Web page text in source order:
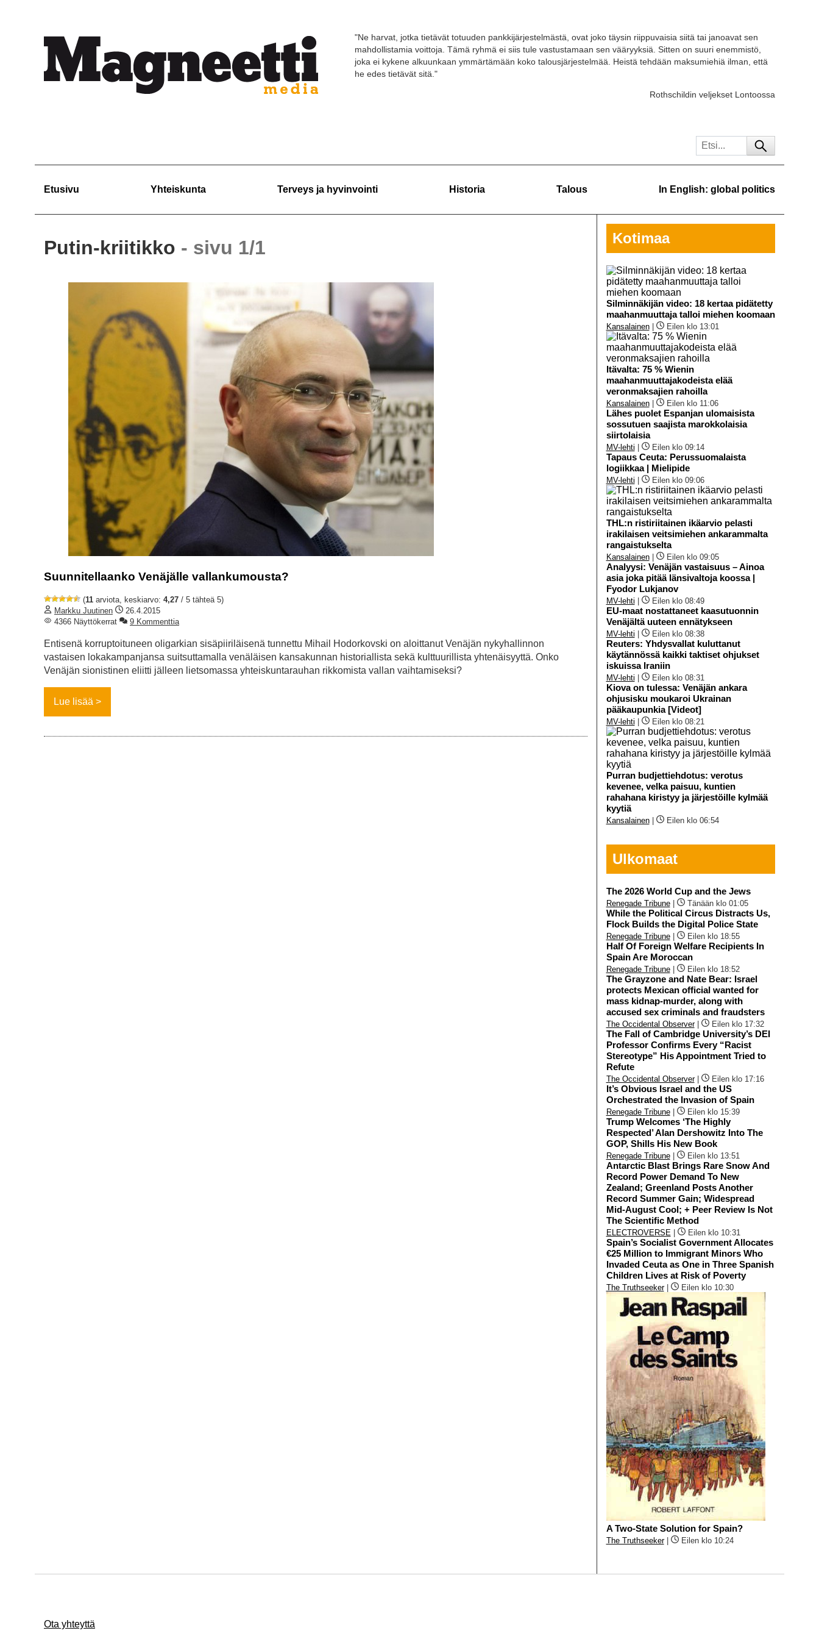
"Ne harvat, jotka tietävät totuuden pankkijärjestelmästä, ovat joko täysin riippuvaisia siitä tai janoavat sen
mahdollistamia voittoja. Tämä ryhmä ei siis tule vastustamaan sen vääryyksiä. Sitten on suuri enemmistö,
joka ei kykene alkuunkaan ymmärtämään koko talousjärjestelmää. Heistä tehdään maksumiehiä ilman, että
he edes tietävät sitä."
Rothschildin veljekset Lontoossa
Etusivu Yhteiskunta Terveys ja hyvinvointi Historia Talous In English: global politics
Putin-kriitikko - sivu 1/1
Suunnitellaanko Venäjälle vallankumousta?
(11 arviota, keskiarvo: 4,27 / 5 tähteä 5)
Markku Juutinen
26.4.2015
4366 Näyttökerrat
9 Kommenttia
Entisenä korruptoituneen oligarkian sisäpiiriläisenä tunnettu Mihail Hodorkovski on aloittanut Venäjän nykyhallinnon
vastaisen lokakampanjansa suitsuttamalla venäläisen kansakunnan historiallista sekä kulttuurillista yhtenäisyyttä. Onko
Venäjän sionistinen eliitti jälleen lietsomassa yhteiskuntarauhan rikkomista vallan vaihtamiseksi?
Lue lisää
Kotimaa
Silminnäkijän video: 18 kertaa pidätetty
maahanmuuttaja talloi miehen koomaan
Kansalainen| Eilen klo 13:01
Itävalta: 75 % Wienin
maahanmuuttajakodeista elää
veronmaksajien rahoilla
Kansalainen| Eilen klo 11:06
Lähes puolet Espanjan ulomaisista
sossutuen saajista marokkolaisia
siirtolaisia
MV-lehti Eilen klo 09:14
Tapaus Ceuta: Perussuomalaista
logiikkaa | Mielipide
MV-lehti Eilen klo 09:06
THL:n ristiriitainen ikäarvio pelasti
irakilaisen veitsimiehen ankarammalta
rangaistukselta
Kansalainen| Eilen klo 09:05
Analyysi: Venäjän vastaisuus – Ainoa
asia joka pitää länsivaltoja koossa |
Fyodor Lukjanov
MV-lehti Eilen klo 08:49
EU-maat nostattaneet kaasutuonnin
Venäjältä uuteen ennätykseen
MV-lehti Eilen klo 08:38
Reuters: Yhdysvallat kuluttanut
käytännössä kaikki taktiset ohjukset
iskuissa Iraniin
MV-lehti Eilen klo 08:31
Kiova on tulessa: Venäjän ankara
ohjusisku moukaroi Ukrainan
pääkaupunkia [Videot]
MV-lehti Eilen klo 08:21
Purran budjettiehdotus: verotus
kevenee, velka paisuu, kuntien
rahahana kiristyy ja järjestöille kylmää
kyytiä
Kansalainen| Eilen klo 06:54
Ulkomaat
The 2026 World Cup and the Jews
Renegade Tribune| Tänään klo 01:05
While the Political Circus Distracts Us,
Flock Builds the Digital Police State
Renegade Tribune| Eilen klo 18:55
Half Of Foreign Welfare Recipients In
Spain Are Moroccan
Renegade Tribune| Eilen klo 18:52
The Grayzone and Nate Bear: Israel
protects Mexican official wanted for
mass kidnap-murder, along with
accused sex criminals and fraudsters
The Occidental Observer| Eilen klo 17:32
The Fall of Cambridge University’s DEI
Professor Confirms Every “Racist
Stereotype” His Appointment Tried to
Refute
The Occidental Observer| Eilen klo 17:16
It’s Obvious Israel and the US
Orchestrated the Invasion of Spain
Renegade Tribune| Eilen klo 15:39
Trump Welcomes ‘The Highly
Respected’ Alan Dershowitz Into The
GOP, Shills His New Book
Renegade Tribune| Eilen klo 13:51
Antarctic Blast Brings Rare Snow And
Record Power Demand To New
Zealand; Greenland Posts Another
Record Summer Gain; Widespread
Mid-August Cool; + Peer Review Is Not
The Scientific Method
ELECTROVERSE Eilen klo 10:31
Spain’s Socialist Government Allocates
€25 Million to Immigrant Minors Who
Invaded Ceuta as One in Three Spanish
Children Lives at Risk of Poverty
The Truthseeker| Eilen klo 10:30
A Two-State Solution for Spain?
The Truthseeker| Eilen klo 10:24
Ota yhteyttä